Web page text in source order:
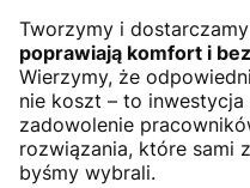
Tworzymy i dostarczamy
poprawiają komfort i
Wierzymy, że
nie koszt – to
zadowolenie
rozwiązania, które sami
byśmy wybrali.